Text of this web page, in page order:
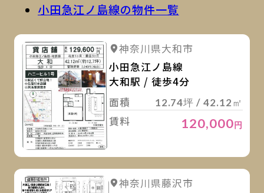
小田急江ノ島線の物件一覧
詳細を見る
神奈川県大和市
小田急江ノ島線
大和駅 / 徒歩4分
面積
12.74坪 / 42.12㎡
賃料 120,000円
詳細を見る
神奈川県藤沢市